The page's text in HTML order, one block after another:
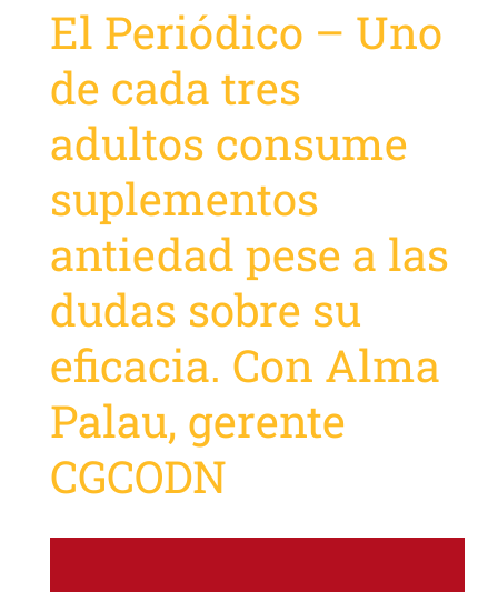
El Periódico – Uno
de cada tres
adultos consume
suplementos
antiedad pese a las
dudas sobre su
eficacia. Con Alma
Palau, gerente
CGCODN